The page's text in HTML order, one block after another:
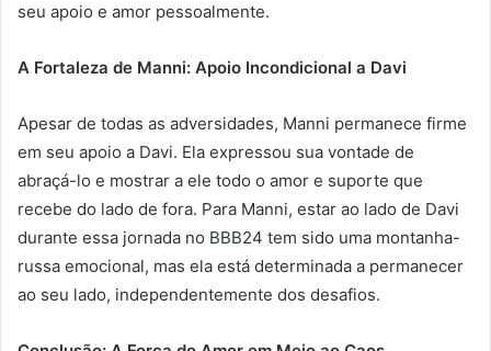
seu apoio e amor pessoalmente.
A Fortaleza de Manni: Apoio Incondicional a Davi
Apesar de todas as adversidades, Manni permanece firme
em seu apoio a Davi. Ela expressou sua vontade de
abraçá-lo e mostrar a ele todo o amor e suporte que
recebe do lado de fora. Para Manni, estar ao lado de Davi
durante essa jornada no BBB24 tem sido uma montanha-
russa emocional, mas ela está determinada a permanecer
ao seu lado, independentemente dos desafios.